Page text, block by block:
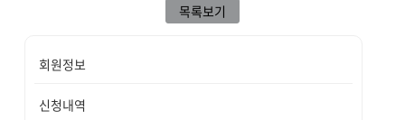
목록보기
회원정보
신청내역